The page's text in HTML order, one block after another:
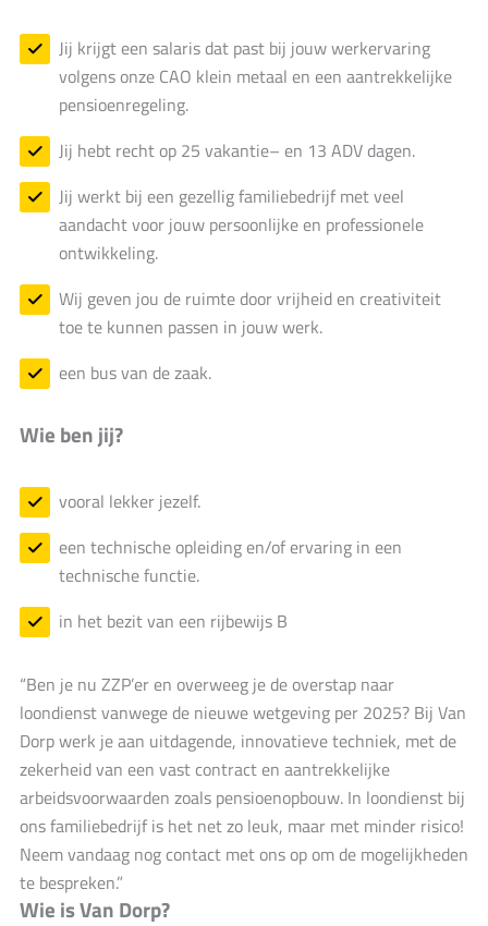
Jij krijgt een salaris dat past bij jouw werkervaring
volgens onze CAO klein metaal en een aantrekkelijke
pensioenregeling.
Jij hebt recht op 25 vakantie– en 13 ADV dagen.
Jij werkt bij een gezellig familiebedrijf met veel
aandacht voor jouw persoonlijke en professionele
ontwikkeling.
Wij geven jou de ruimte door vrijheid en creativiteit
toe te kunnen passen in jouw werk.
een bus van de zaak.
Wie ben jij?
vooral lekker jezelf.
een technische opleiding en/of ervaring in een
technische functie.
in het bezit van een rijbewijs B
“Ben je nu ZZP’er en overweeg je de overstap naar
loondienst vanwege de nieuwe wetgeving per 2025? Bij Van
Dorp werk je aan uitdagende, innovatieve techniek, met de
zekerheid van een vast contract en aantrekkelijke
arbeidsvoorwaarden zoals pensioenopbouw. In loondienst bij
ons familiebedrijf is het net zo leuk, maar met minder risico!
Neem vandaag nog contact met ons op om de mogelijkheden
te bespreken.”
Wie is Van Dorp?